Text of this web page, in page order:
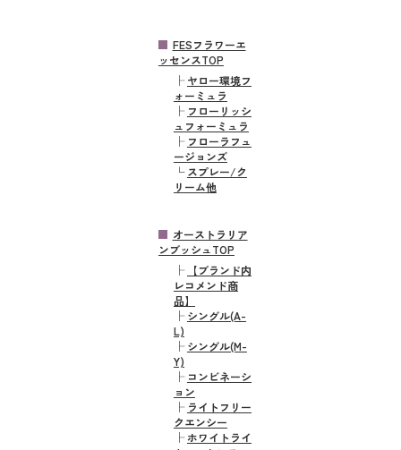
FESフラワーエ
ッセンスTOP
├ ヤロー環境フ
ォーミュラ
├ フローリッシ
ュフォーミュラ
├ フローラフュ
ージョンズ
└スプレー/ク
リーム他
オーストラリア
ンブッシュTOP
├
【ブランド内
レコメンド商
品】
├ シングル(A-
L)
├ シングル(M-
Y)
├ コンビネーシ
ョン
├ ライトフリー
クエンシー
├ホワイトライ